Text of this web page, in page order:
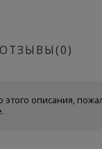
ОТЗЫВЫ(0)
этого описания,